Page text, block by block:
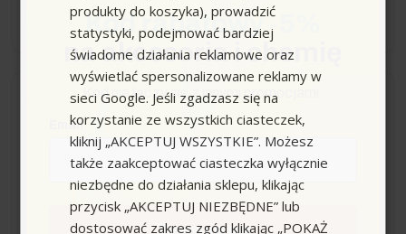
+
Dostawa 0zł Wysyłka do 24h
Zamiatarka ręczna
Karcher KM 75/40 W Bp
(3375 m²/h / 40 l / 55 - 75
cm) Profesjonalna
produkty do koszyka), prowadzić
statystyki, podejmować bardziej
świadome działania reklamowe oraz
wyświetlać spersonalizowane reklamy w
sieci Google. Jeśli zgadzasz się na
korzystanie ze wszystkich ciasteczek,
kliknij „AKCEPTUJ WSZYSTKIE”. Możesz
także zaakceptować ciasteczka wyłącznie
niezbędne do działania sklepu, klikając
przycisk „AKCEPTUJ NIEZBĘDNE” lub
dostosować zakres zgód klikając „POKAŻ
Kod rabatowy -5%
na akcesoria i chemię
Kod nie łączy się z innymi promocjami.
Email
Zapisuję się